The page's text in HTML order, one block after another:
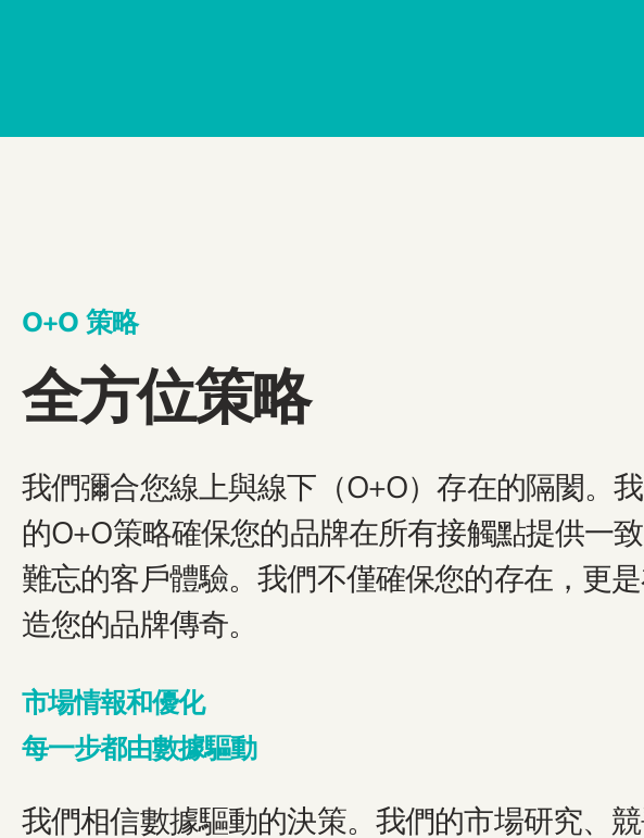
O+O 策略
全方位策略
我們彌合您線上與線下（O+O）存在的隔閡。
的O+O策略確保您的品牌在所有接觸點提供一
難忘的客戶體驗。我們不僅確保您的存在，更
造您的品牌傳奇。
市場情報和優化
每一步都由數據驅動
我們相信數據驅動的決策。我們的市場研究、